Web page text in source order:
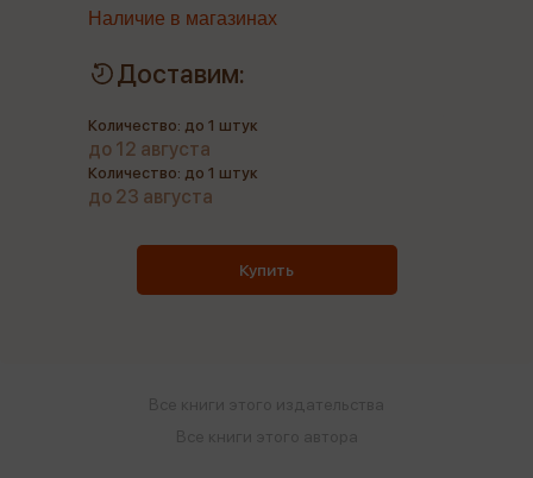
Наличие в магазинах
Доставим:
Количество: до 1 штук
до 12 августа
Количество: до 1 штук
до 23 августа
Купить